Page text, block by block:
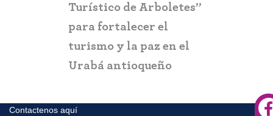
Turístico de Arboletes”
para fortalecer el
turismo y la paz en el
Urabá antioqueño
Contactenos aquí